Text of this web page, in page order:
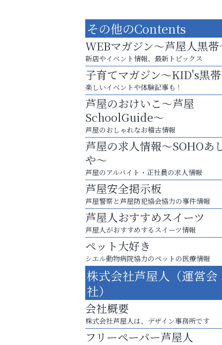
お子さまにも大人にも、優しく寄り添う
OTTO南芦屋浜皮膚科クリニック、開院！
Y-SPIRAL（ワイスパイラル
運動不足「動かない」を解消しませんか？
トレファク出張買取
その他のContents
WEBマガジン～芦屋人黒帯
新店やイベント情報、最新トピックス
子育てマガジン～KID's黒
楽しいイベントや体験記事も！
芦屋のおけいこ～芦屋
SchoolGuide～
芦屋のおしゃれなお稽古情報
芦屋の求人情報～SOHOあ
や～
芦屋のアルバイト・正社員の求人情報
芦屋安全掲示板
芦屋警察と芦屋防犯協会協力の事件情報
芦屋人おすすめスイーツ
芦屋人がおすすめするスイーツ情報
ペット大好き
シエル動物病院協力のペットの医療情報
株式会社芦屋人（運営会
社）
会社概要
株式会社芦屋人は、デザイン事務所です
フリーペーパー芦屋人